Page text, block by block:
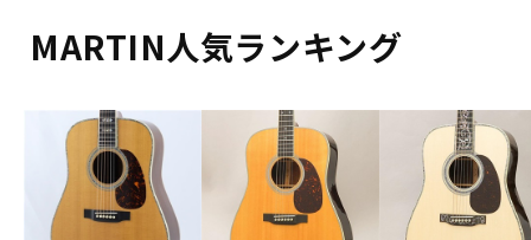
DJ機器
MARTIN人気ランキング